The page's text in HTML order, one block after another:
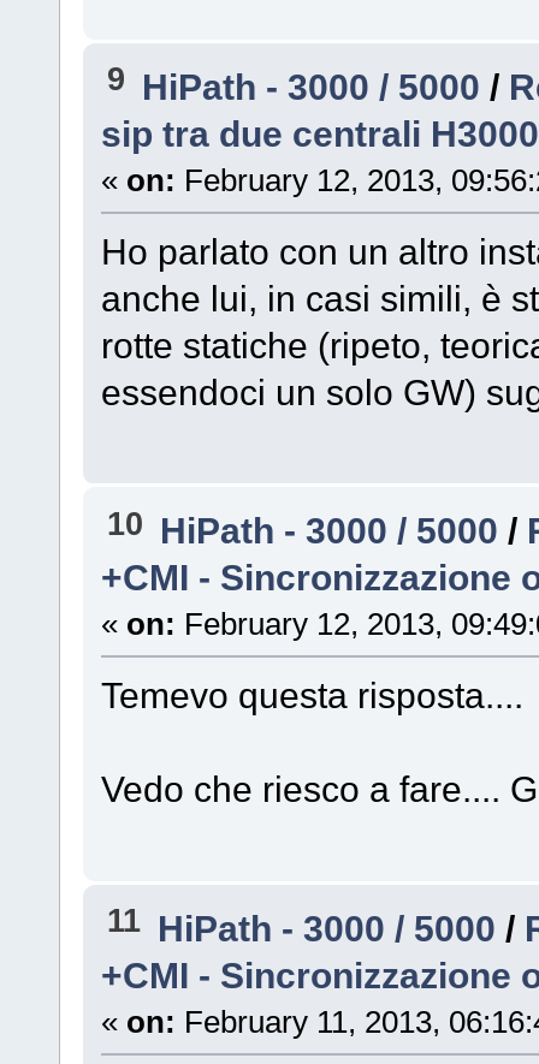
9 HiPath - 3000 / 5000 /
sip tra due centrali H3000
« on: February 12, 2013,
Ho parlato con un altro
anche lui, in casi simili, è
rotte statiche (ripeto,
essendoci un solo GW)
10 HiPath - 3000 / 5000 /
+CMI - Sincronizzazione
« on: February 12, 2013,
Temevo questa
Vedo che riesco a fare....
11 HiPath - 3000 / 5000 /
+CMI - Sincronizzazione
« on: February 11, 2013,